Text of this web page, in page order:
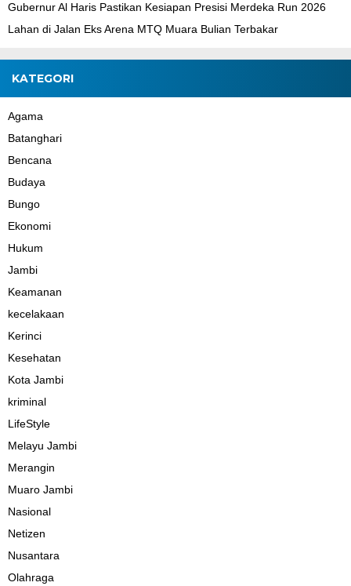
Gubernur Al Haris Pastikan Kesiapan Presisi Merdeka Run 2026
Lahan di Jalan Eks Arena MTQ Muara Bulian Terbakar
KATEGORI
Agama
Batanghari
Bencana
Budaya
Bungo
Ekonomi
Hukum
Jambi
Keamanan
kecelakaan
Kerinci
Kesehatan
Kota Jambi
kriminal
LifeStyle
Melayu Jambi
Merangin
Muaro Jambi
Nasional
Netizen
Nusantara
Olahraga